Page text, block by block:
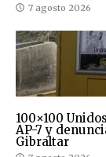
7 agosto 2026
100×100
AP-7 y
Gibraltar